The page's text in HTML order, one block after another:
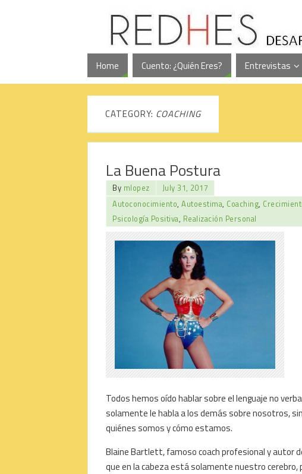
Home Cuento: ¿Quién Eres? Entrevistas
CATEGORY: COACHING
La Buena Postura
By mlopez
July 31, 2017
Autoconocimiento, Autoestima, Coaching,
Psicología Positiva, Realización Personal
Todos hemos oído hablar sobre el lenguaje no
solamente le habla a los demás sobre nosotros,
quiénes somos y cómo estamos.
Blaine Bartlett, famoso coach profesional y autor
que en la cabeza está solamente nuestro